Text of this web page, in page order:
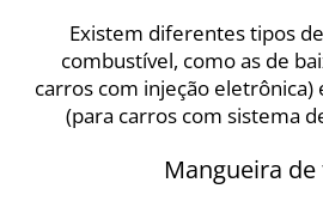
Existem diferentes tipos
combustível, como as de
carros com injeção eletrônica)
(para carros com sistema
Mangueira